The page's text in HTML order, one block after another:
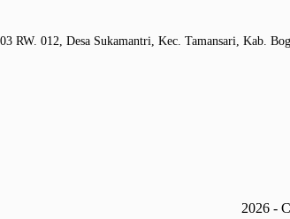
RW. 012, Desa Sukamantri, Kec. Tamansari, Kab.
2026 -